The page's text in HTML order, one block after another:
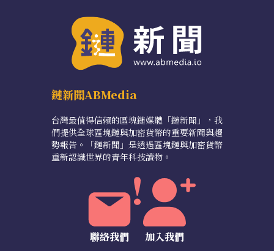
鏈新聞ABMedia
台灣最值得信賴的區塊鏈媒體「鏈新聞」，我
們提供全球區塊鏈與加密貨幣的重要新聞與趨
勢報告。「鏈新聞」是透過區塊鏈與加密貨幣
重新認識世界的青年科技讀物。
聯絡我們 加入我們